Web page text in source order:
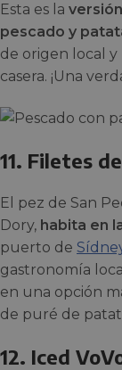
Esta es la
pescado y
de origen local y
casera. ¡Una
11. Filetes
El pez de San
Dory, habita en
puerto de
gastronomía
en una opción
de puré de
12. Iced